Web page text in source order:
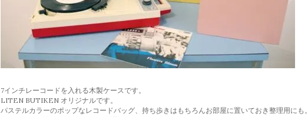
7インチレーコードを入れる木製ケースです。
LITEN BUTIKEN オリジナルです。
パステルカラーのポップなレコードバッグ、持ち歩きはもちろんお部屋に置いておき整理用にも。